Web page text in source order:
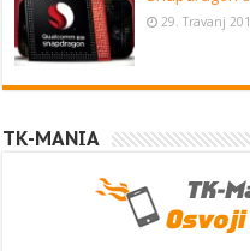
29. Travanj
TK-MANIA